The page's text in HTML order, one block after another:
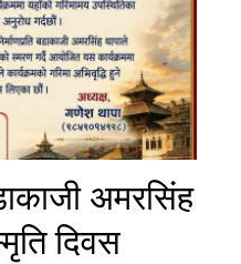
अमरसिंह
दिवस